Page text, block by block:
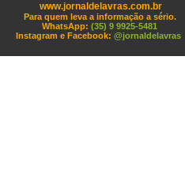
www.jornaldelavras.com.br
Para quem leva a informação a sério.
WhatsApp: (35) 9 9925-5481
Instagram e Facebook: @jornaldelavras